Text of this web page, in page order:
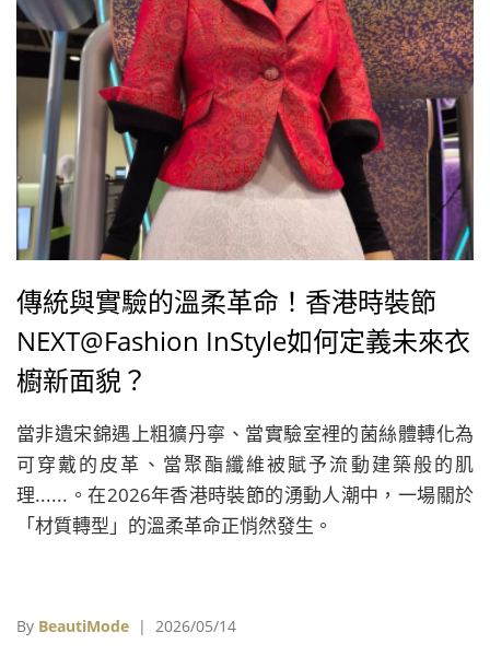
傳統與實驗的溫柔革命！香港時裝節
NEXT@Fashion InStyle如何定義未來衣
櫥新面貌？
當非遺宋錦遇上粗獷丹寧、當實驗室裡的菌絲體轉化為
可穿戴的皮革、當聚酯纖維被賦予流動建築般的肌
理......。在2026年香港時裝節的湧動人潮中，一場關於
「材質轉型」的溫柔革命正悄然發生。
By BeautiMode | 2026/05/14